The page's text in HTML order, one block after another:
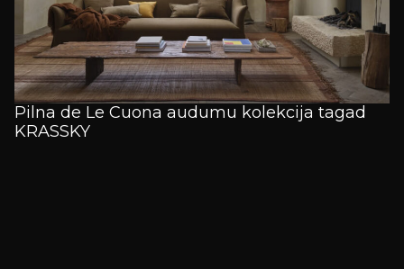
Telefons
Vēlamais datums
Vizītes mērķis
Jūsu ziņa
UZ SĀKUMLAPU
Pilna de Le Cuona audumu kolekcija tagad
KRASSKY